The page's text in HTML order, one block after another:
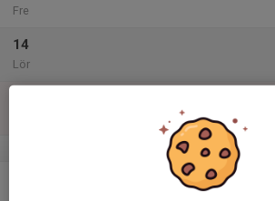
Fre
14
Lör
v.47